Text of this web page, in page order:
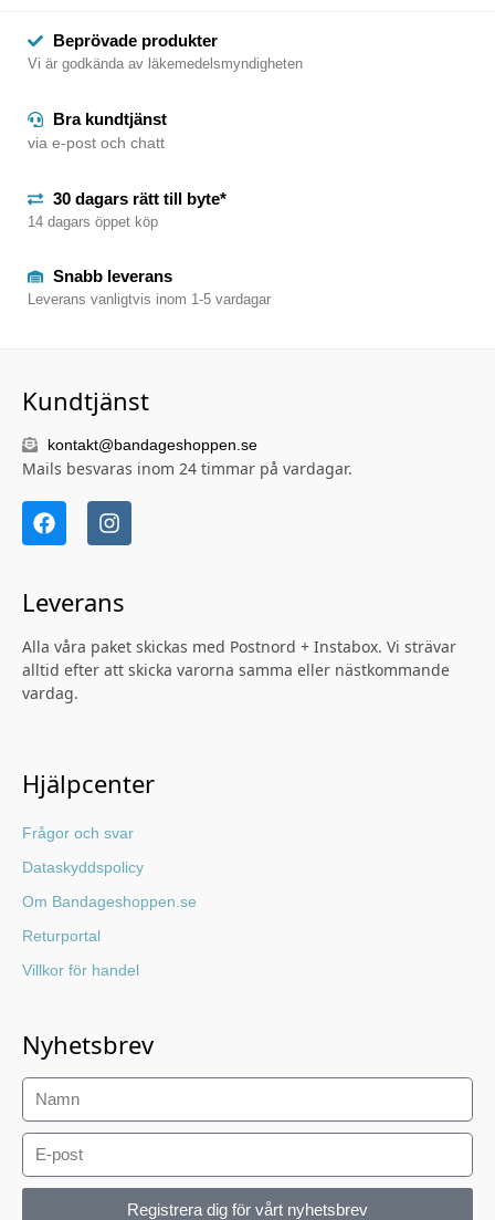
Beprövade produkter
Vi är godkända av läkemedelsmyndigheten
Bra kundtjänst
via e-post och chatt
30 dagars rätt till byte*
14 dagars öppet köp
Snabb leverans
Leverans vanligtvis inom 1-5 vardagar
Kundtjänst
kontakt@bandageshoppen.se
Mails besvaras inom 24 timmar på vardagar.
Leverans
Alla våra paket skickas med Postnord + Instabox. Vi strävar
alltid efter att skicka varorna samma eller nästkommande
vardag.
Hjälpcenter
Frågor och svar
Dataskyddspolicy
Om Bandageshoppen.se
Returportal
Villkor för handel
Nyhetsbrev
Registrera dig för vårt nyhetsbrev